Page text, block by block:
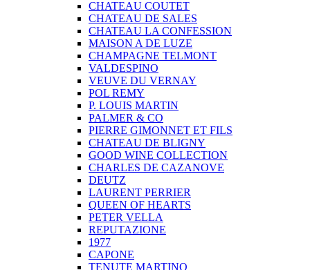
CHATEAU COUTET
CHATEAU DE SALES
CHATEAU LA CONFESSION
MAISON A DE LUZE
CHAMPAGNE TELMONT
VALDESPINO
VEUVE DU VERNAY
POL REMY
P. LOUIS MARTIN
PALMER & CO
PIERRE GIMONNET ET FILS
CHATEAU DE BLIGNY
GOOD WINE COLLECTION
CHARLES DE CAZANOVE
DEUTZ
LAURENT PERRIER
QUEEN OF HEARTS
PETER VELLA
REPUTAZIONE
1977
CAPONE
TENUTE MARTINO